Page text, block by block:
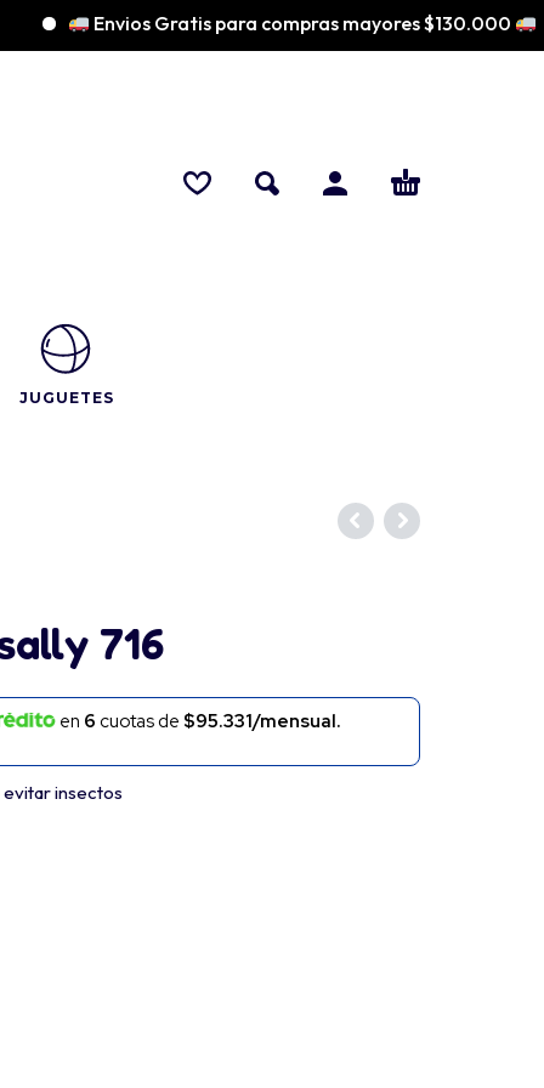
Envios Gratis para compras mayores $130.000
JUGUETES
716
en 6 cuotas de $95.331/mensual.
insectos